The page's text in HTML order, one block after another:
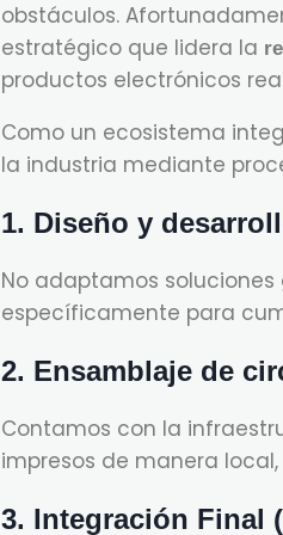
obstáculos.
estratégico que lidera la
productos electrónicos
Como un ecosistema
la industria mediante
1. Diseño y
No adaptamos
específicamente para
2. Ensamblaje de
Contamos con la
impresos de manera
3. Integración Final